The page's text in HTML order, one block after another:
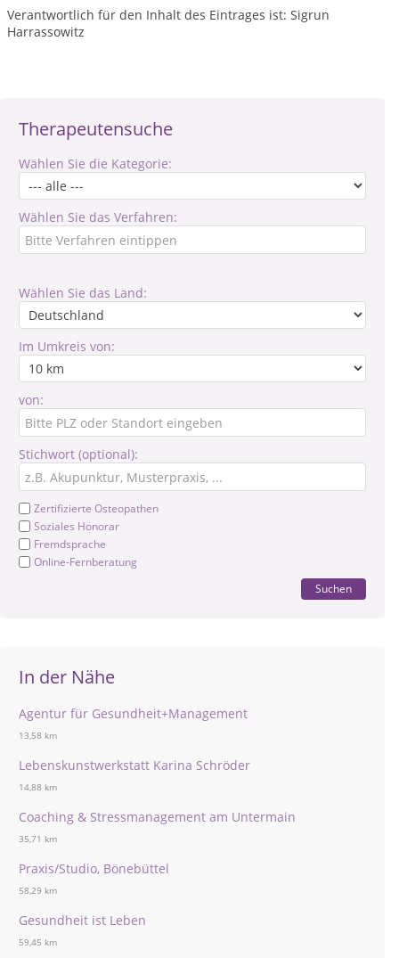
Therapeutensuche
Wählen Sie die Kategorie:
Wählen Sie das Verfahren:
Wählen Sie das Land:
Im Umkreis von:
von:
Stichwort (optional):
Zertifizierte Osteopathen
Soziales Honorar
Fremdsprache
Online-Fernberatung
Suchen
In der Nähe
Agentur für Gesundheit+Management
13,58 km
Lebenskunstwerkstatt Karina Schröder
14,88 km
Coaching & Stressmanagement am Untermain
35,71 km
Praxis/Studio, Bönebüttel
58,29 km
Gesundheit ist Leben
59,45 km
Verantwortlich für den Inhalt des Eintrages ist: Sigrun
Harrassowitz